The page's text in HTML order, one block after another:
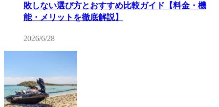
敗しない選び方とおすすめ比較ガイド【料金・機
能・メリットを徹底解説】
2026/6/28